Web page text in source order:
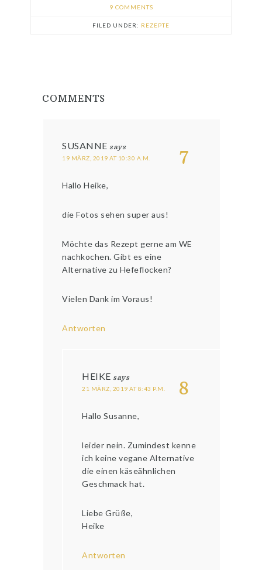
9 COMMENTS
FILED UNDER: REZEPTE
COMMENTS
7
SUSANNE says
19 MÄRZ, 2019 AT 10:30 A.M.
Hallo Heike,
die Fotos sehen super aus!
Möchte das Rezept gerne am WE
nachkochen. Gibt es eine
Alternative zu Hefeflocken?
Vielen Dank im Voraus!
Antworten
8
HEIKE says
21 MÄRZ, 2019 AT 8:43 P.M.
Hallo Susanne,
leider nein. Zumindest kenne
ich keine vegane Alternative
die einen käseähnlichen
Geschmack hat.
Liebe Grüße,
Heike
Antworten